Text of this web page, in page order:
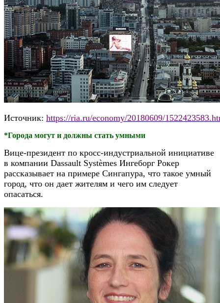
Источник: https://ria.ru/economy/20180609/
*Города могут и должны стать умными
Вице-президент по кросс-индустриальной инициативе
в компании Dassault Systèmes Ингеборг Рокер
рассказывает на примере Сингапура, что такое умный
город, что он дает жителям и чего им следует
опасаться.